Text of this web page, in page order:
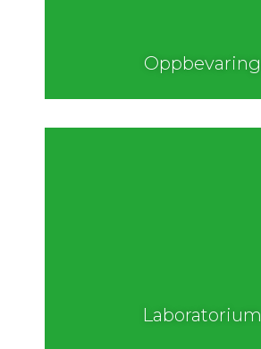
Oppbevaring
Laboratorium